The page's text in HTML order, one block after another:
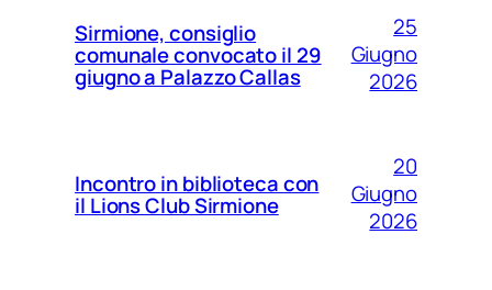
Sirmione, consiglio
comunale convocato il 29
giugno a Palazzo Callas
25
Giugno
2026
Incontro in biblioteca con
il Lions Club Sirmione
20
Giugno
2026